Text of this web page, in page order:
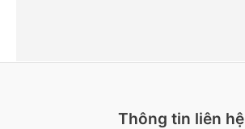
Thông tin liên hệ